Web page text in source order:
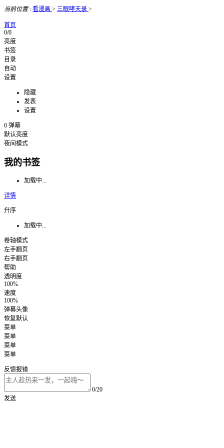
当前位置: 看漫画 > 三眼哮天录 >
首页
0/0
亮度
书签
目录
自动
设置
隐藏
发表
设置
0 弹幕
默认亮度
夜间模式
我的书签
加载中...
详情
升序
加载中...
卷轴模式
左手翻页
右手翻页
帮助
透明度
100%
速度
100%
弹幕头像
恢复默认
菜单
菜单
菜单
菜单
反馈报错
0/20
发送